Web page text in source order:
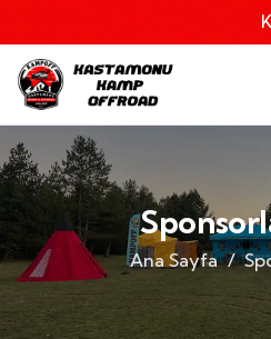
Ana Sayfa